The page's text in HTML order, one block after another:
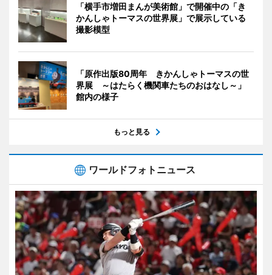
「横手市増田まんが美術館」で開催中の「き
かんしゃトーマスの世界展」で展示している
撮影模型
「原作出版80周年 きかんしゃトーマスの世
界展 ～はたらく機関車たちのおはなし～」
館内の様子
もっと見る
ワールドフォトニュース